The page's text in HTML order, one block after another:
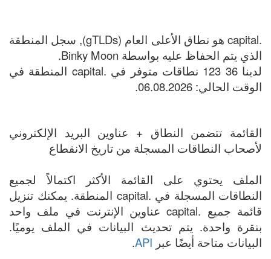
.capital هو نطاق الأعلى العام (gTLDs), سجل المنطقة
الذي يتم الحفاظ عليه بواسطة Binky Moon.
لدينا 36 123 نطاقات متوفر في .capital المنطقة في
الوقت الحالي: 06.08.2026.
القائمة تتضمن النطاق + عناوين البريد الإلكتروني
لأصحاب النطاقات المسجلة من تاريخ الانقطاع
الملف يحتوي على القائمة الأكثر اكتمالاً لجميع
النطاقات المسجلة في .capital المنطقة. يمكنك تنزيل
قائمة جميع .capital عناوين الإنترنت في ملف واحد
بنقرة واحدة. يتم تحديث البيانات في الملف يوميًا.
البيانات متاحة أيضًا عبر API
.